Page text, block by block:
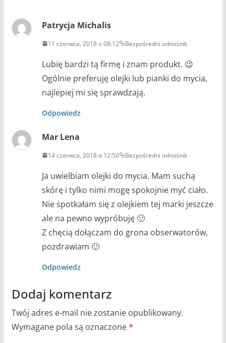
Patrycja Michalis
11 czerwca, 2018 o 08:12 Bezpośredni odnośnik
Lubię bardzi tą firmę i znam produkt. 😉
Ogólnie preferuję olejki lub pianki do mycia,
najlepiej mi się sprawdzają.
Odpowiedz
Mar Lena
14 czerwca, 2018 o 12:50 Bezpośredni odnośnik
Ja uwielbiam olejki do mycia. Mam suchą
skórę i tylko nimi mogę spokojnie myć ciało.
Nie spotkałam się z olejkiem tej marki jeszcze
ale na pewno wypróbuję 🙂
Z chęcią dołączam do grona obserwatorów,
pozdrawiam 🙂
Odpowiedz
Dodaj komentarz
Twój adres e-mail nie zostanie opublikowany.
Wymagane pola są oznaczone*